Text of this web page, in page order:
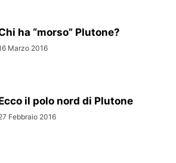
ha “morso” Plutone?
Marzo 2016
il polo nord di Plutone
Febbraio 2016